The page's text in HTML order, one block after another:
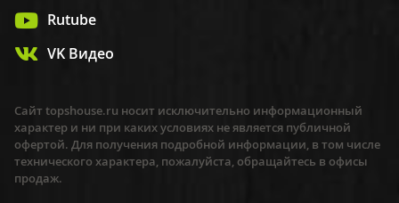
Rutube
VK Видео
Сайт topshouse.ru носит исключительно информационный
характер и ни при каких условиях не является публичной
офертой. Для получения подробной информации, в том числе
технического характера, пожалуйста, обращайтесь в офисы
продаж.